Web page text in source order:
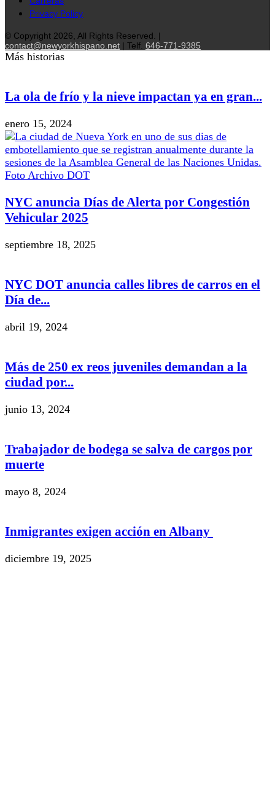
Privacy Policy
© Copyright 2026, All Rights Reserved. |
contact@newyorkhispano.net | Telf. 646-771-9385
Más historias
La ola de frío y la nieve impactan ya en gran...
enero 15, 2024
NYC anuncia Días de Alerta por Congestión
Vehicular 2025
septiembre 18, 2025
NYC DOT anuncia calles libres de carros en el
Día de...
abril 19, 2024
Más de 250 ex reos juveniles demandan a la
ciudad por...
junio 13, 2024
Trabajador de bodega se salva de cargos por
muerte
mayo 8, 2024
Inmigrantes exigen acción en Albany
diciembre 19, 2025